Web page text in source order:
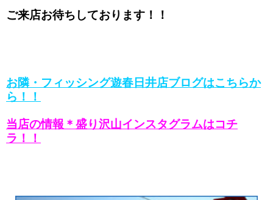
ご来店お待ちしております！！
お隣・フィッシング遊春日井店ブログはこちらか
ら！！
当店の情報＊盛り沢山インスタグラムはコチ
ラ！！